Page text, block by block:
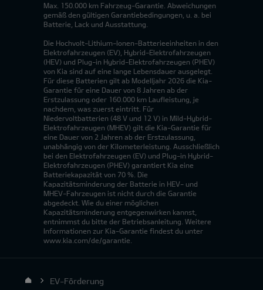
Max. 150.000 km Fahrzeug-Garantie. Abweichungen
gemäß den gültigen Garantiebedingungen, u. a. bei
Batterie, Lack und Ausstattung.
Die Hochvolt-Lithium-Ionen-Batterieeinheiten in den
Elektrofahrzeugen (EV), Hybrid-Elektrofahrzeugen
(HEV) und Plug-in Hybrid-Elektrofahrzeugen (PHEV)
von Kia sind auf eine lange Lebensdauer ausgelegt.
Für diese Batterien gilt ab Modelljahr 2026 die Kia-
Garantie für eine Dauer von 8 Jahren ab der
Erstzulassung oder 160.000 km Laufleistung, je
nachdem, was zuerst eintritt. Für
Niedervoltbatterien (48 V und 12 V) in Mild-Hybrid-
Elektrofahrzeugen (MHEV) gilt die Kia-Garantie für
eine Dauer von 2 Jahren ab der Erstzulassung,
unabhängig von der Kilometerleistung. Ausschließlich
bei den Elektrofahrzeugen (EV) und Plug-in Hybrid-
Elektrofahrzeugen (PHEV) garantiert Kia eine
Batteriekapazität von 70 %. Die
Kapazitätsminderung der Batterie in HEV- und
MHEV-Fahrzeugen ist nicht durch die Garantie
abgedeckt. Wie du einer möglichen
Kapazitätsminderung entgegenwirken kannst,
entnimmst du bitte der Betriebsanleitung. Weitere
Informationen zur Kia-Garantie findest du unter
www.kia.com/de/garantie.
EV-Förderung